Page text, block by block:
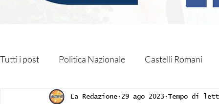
Tutti i post Politica Nazionale Castelli Romani
Roma Capitale Regione Lazio Associazioni
La Redazione 29 ago 2023 Tempo di